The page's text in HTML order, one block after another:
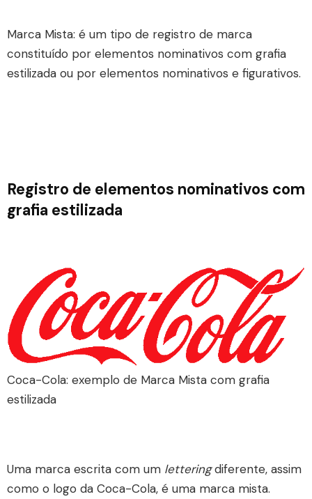
Marca Mista: é um tipo de registro de marca
constituído por elementos nominativos com grafia
estilizada ou por elementos nominativos e figurativos.
Registro de elementos nominativos com
grafia estilizada
Coca-Cola: exemplo de Marca Mista com grafia
estilizada
Uma marca escrita com um letteringdiferente, assim
como o logo da Coca-Cola, é uma marca mista.